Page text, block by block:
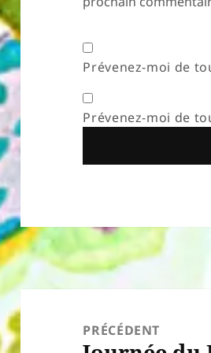
Prévenez-moi de
Prévenez-moi de
Navigation
PRÉCÉDENT